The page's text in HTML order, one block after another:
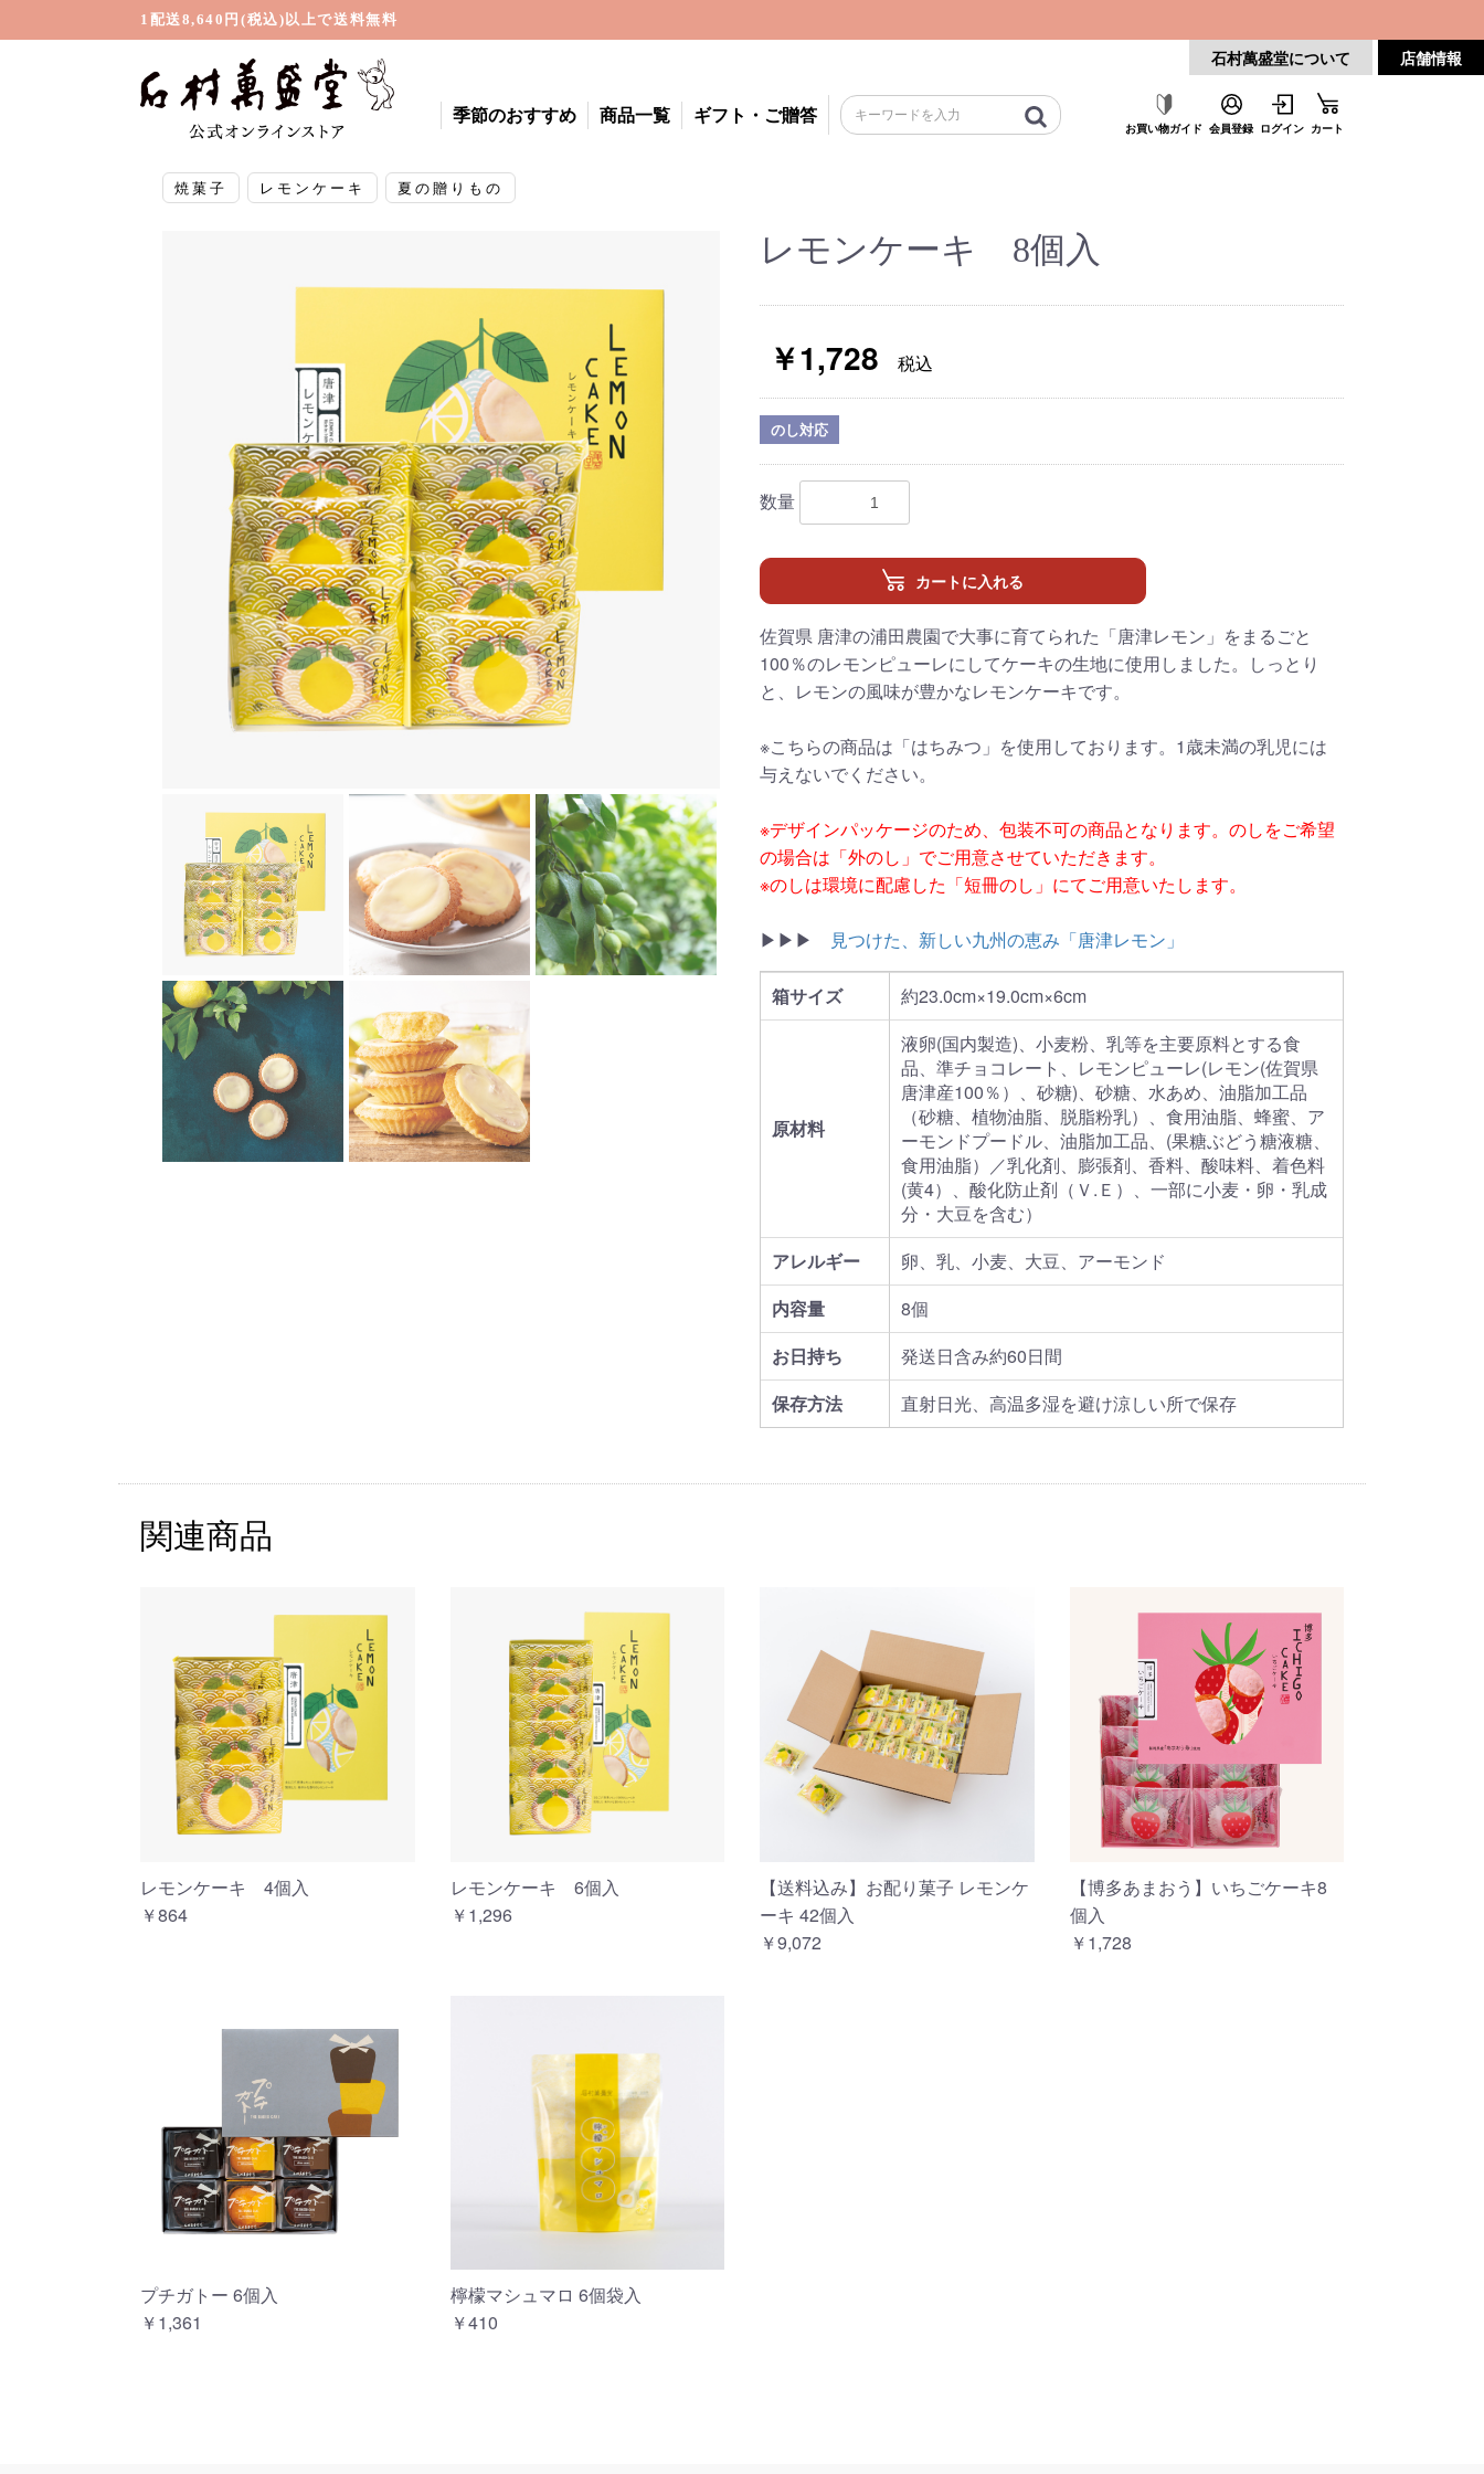
1配送8,640円(税込)以上で送料無料
石村萬盛堂について 店舗情報
季節のおすすめ 商品一覧 ギフト・ご贈答
お買い物ガイド 会員登録 ログイン カート
焼菓子 レモンケーキ 夏の贈りもの
レモンケーキ 8個入
￥1,728 税込
のし対応
数量
カートに入れる
カートへ進む
佐賀県 唐津の浦田農園で大事に育てられた「唐津レモン」をまるごと
100％のレモンピューレにしてケーキの生地に使用しました。しっとり
と、レモンの風味が豊かなレモンケーキです。
※こちらの商品は「はちみつ」を使用しております。1歳未満の乳児には
与えないでください。
※デザインパッケージのため、包装不可の商品となります。のしをご希望
の場合は「外のし」でご用意させていただきます。
※のしは環境に配慮した「短冊のし」にてご用意いたします。
▶▶▶ 見つけた、新しい九州の恵み「唐津レモン」
箱サイズ 約23.0cm×19.0cm×6cm
原材料
液卵(国内製造)、小麦粉、乳等を主要原料とする食
品、準チョコレート、レモンピューレ(レモン(佐賀県
唐津産100％）、砂糖)、砂糖、水あめ、油脂加工品
（砂糖、植物油脂、脱脂粉乳）、食用油脂、蜂蜜、ア
ーモンドプードル、油脂加工品、(果糖ぶどう糖液糖、
食用油脂）／乳化剤、膨張剤、香料、酸味料、着色料
(黄4）、酸化防止剤（Ｖ.Ｅ）、一部に小麦・卵・乳成
分・大豆を含む）
アレルギー
卵、乳、小麦、大豆、アーモンド
内容量
8個
お日持ち
発送日含み約60日間
保存方法
直射日光、高温多湿を避け涼しい所で保存
関連商品
レモンケーキ 4個入
￥864
レモンケーキ 6個入
￥1,296
【送料込み】お配り菓子 レモンケ
ーキ 42個入
￥9,072
【博多あまおう】いちごケーキ8
個入
￥1,728
プチガトー 6個入
￥1,361
檸檬マシュマロ 6個袋入
￥410